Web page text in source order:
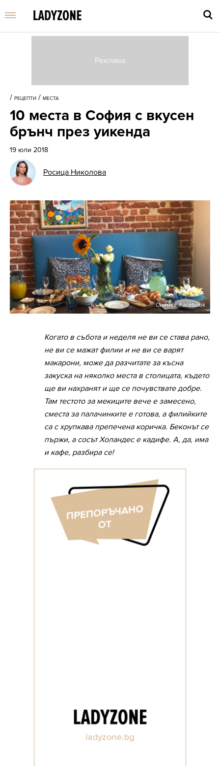
/ РЕЦЕПТИ / МЕСТА
10 места в София с вкусен
брънч през уикенда
19 юли 2018
Росица Николова
Снимка: Facebook
Когато в събота и неделя не ви се става рано,
не ви се мажат филии и не ви се варят
макарони, може да разчитате за късна
закуска на няколко места в столицата, където
ще ви нахранят и ще се почувствате добре.
Там тестото за мекиците вече е замесено,
сместа за палачинките е готова, а филийките
са с хрупкава препечена коричка. Беконът се
пържи, а сосът Холандес е кадифе. А, да, има
и кафе, разбира се!